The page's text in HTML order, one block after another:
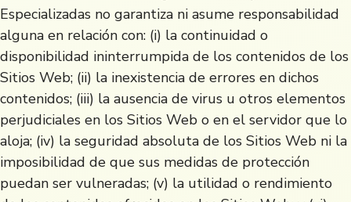
Especializadas no garantiza ni asume responsabilidad
alguna en relación con: (i) la continuidad o
disponibilidad ininterrumpida de los contenidos de los
Sitios Web; (ii) la inexistencia de errores en dichos
contenidos; (iii) la ausencia de virus u otros elementos
perjudiciales en los Sitios Web o en el servidor que lo
aloja; (iv) la seguridad absoluta de los Sitios Web ni la
imposibilidad de que sus medidas de protección
puedan ser vulneradas; (v) la utilidad o rendimiento